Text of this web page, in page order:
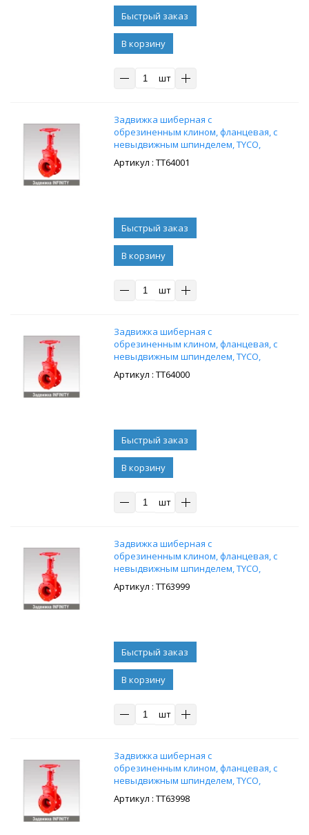
В корзину
шт
Задвижка шиберная с
обрезиненным клином, фланцевая, с
невыдвижным шпинделем, TYCO,
Infinity, чугун, Ду250, Ру16
: ТТ64001
В корзину
шт
Задвижка шиберная с
обрезиненным клином, фланцевая, с
невыдвижным шпинделем, TYCO,
Infinity, чугун, Ду200, Ру16
: ТТ64000
В корзину
шт
Задвижка шиберная с
обрезиненным клином, фланцевая, с
невыдвижным шпинделем, TYCO,
Infinity, чугун, Ду150, Ру16
: ТТ63999
В корзину
шт
Задвижка шиберная с
обрезиненным клином, фланцевая, с
невыдвижным шпинделем, TYCO,
Infinity, чугун, Ду125, Ру16
: ТТ63998